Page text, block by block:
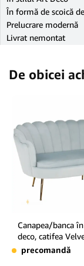
În formă de scoică
Prelucrare modernă
Livrat nemontat
De obicei
Canapea/banca
deco, catifea
deschis, NOBLIN
precomandă